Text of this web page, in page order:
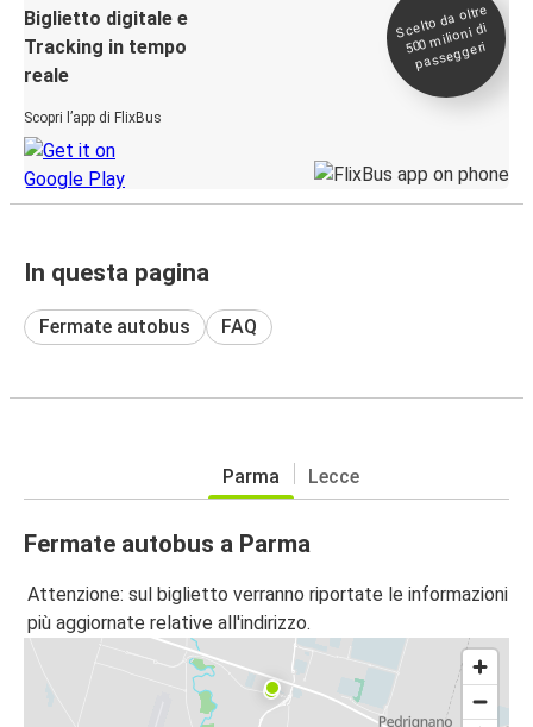
Biglietto digitale e
Tracking in tempo
reale
Scopri l’app di FlixBus
Scelto da oltre
500
milioni di
passeggeri
In questa pagina
Fermate autobus FAQ
Parma Lecce
Fermate autobus a Parma
Attenzione: sul biglietto verranno riportate le informazioni
più aggiornate relative all'indirizzo.